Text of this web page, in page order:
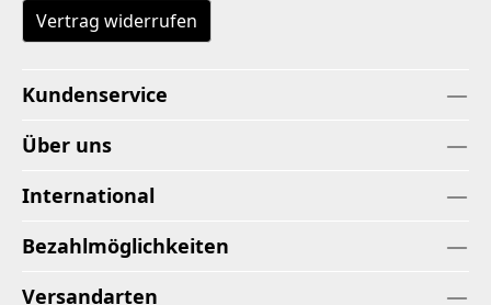
Vertrag widerrufen
Kundenservice
Über uns
International
Bezahlmöglichkeiten
Versandarten